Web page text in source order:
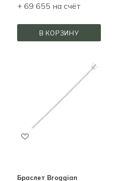
+ 69 655 на счёт
В КОРЗИНУ
Браслет Broggian